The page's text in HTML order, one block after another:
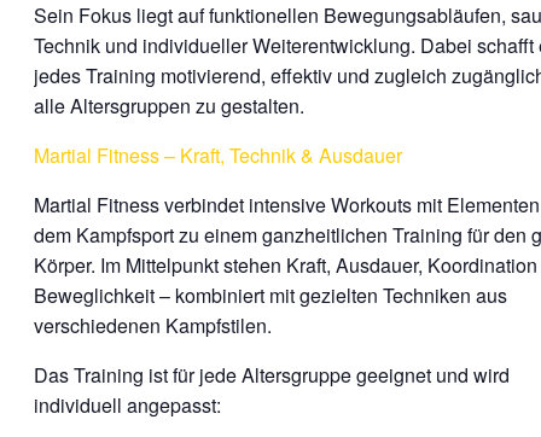
Sein Fokus liegt auf funktionellen Bewegungsabläufen,
Technik und individueller Weiterentwicklung. Dabei schafft
jedes Training motivierend, effektiv und zugleich
alle Altersgruppen zu gestalten.
Martial Fitness – Kraft, Technik & Ausdauer
Martial Fitness verbindet intensive Workouts mit
dem Kampfsport zu einem ganzheitlichen Training für den
Körper. Im Mittelpunkt stehen Kraft, Ausdauer,
Beweglichkeit – kombiniert mit gezielten Techniken aus
verschiedenen Kampfstilen.
Das Training ist für jede Altersgruppe geeignet und wird
individuell angepasst: